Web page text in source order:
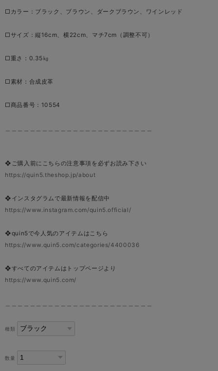
□カラー：ブラック、ブラウン、ダークブラウン、ワインレッド
□サイズ：縦16cm、横22cm、マチ7cm（調整不可）
□重さ：0.35㎏
□素材：合成皮革
□商品番号：10554
❖ご購入前にこちらの注意事項を必ずお読み下さい
https://quin5.theshop.jp/about
❖インスタグラムで最新情報を配信中
https://www.instagram.com/quin5.official/
❖quin5で今人気のアイテムはこちら
https://www.quin5.com/categories/4400036
❖すべてのアイテムはトップページより
https://www.quin5.com/
種類
数量